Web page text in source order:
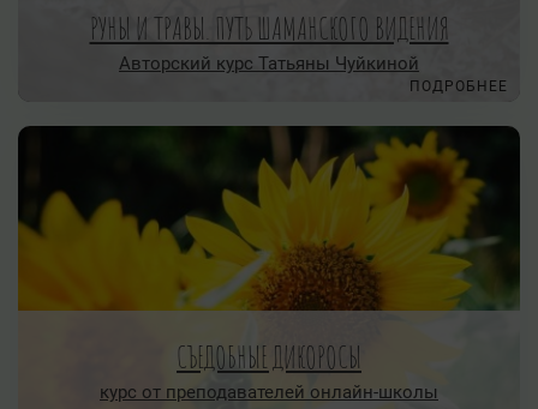
РУНЫ И ТРАВЫ. ПУТЬ ШАМАНСКОГО ВИДЕНИЯ
Авторский курс Татьяны Чуйкиной
ПОДРОБНЕЕ
СЪЕДОБНЫЕ ДИКОРОСЫ
курс от преподавателей онлайн-школы